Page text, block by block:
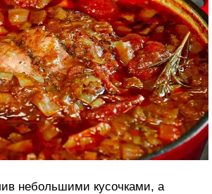
небольшими кусочками, а